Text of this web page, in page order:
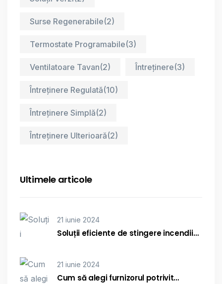
Surse Regenerabile(2)
Termostate Programabile(3)
Ventilatoare Tavan(2) Întreținere(3)
Întreținere Regulată(10)
Întreținere Simplă(2)
Întreținere Ulterioară(2)
Ultimele articole
21 iunie 2024
Soluții eficiente de stingere incendii…
21 iunie 2024
Cum să alegi furnizorul potrivit…